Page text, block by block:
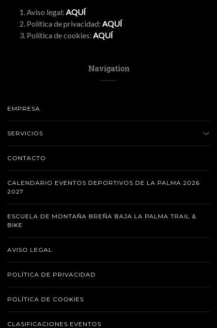
Aviso legal: AQUÍ
Política de privacidad: AQUÍ
Política de cookies: AQUÍ
Navigation
EMPRESA
SERVICIOS
CONTACTO
CALENDARIO EVENTOS DEPORTIVOS DE LA PALMA 2026
2027
ESCUELA DE MONTAÑA BREÑA BAJA LA PALMA TRAIL &
BIKE
AVISO LEGAL
POLÍTICA DE PRIVACIDAD
POLÍTICA DE COOKIES
CLASIFICACIONES EVENTOS